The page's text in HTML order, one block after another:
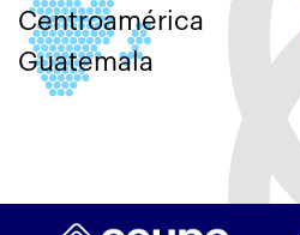
Centroamérica
Guatemala